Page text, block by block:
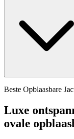
Beste Opblaasbare
Luxe
ovale